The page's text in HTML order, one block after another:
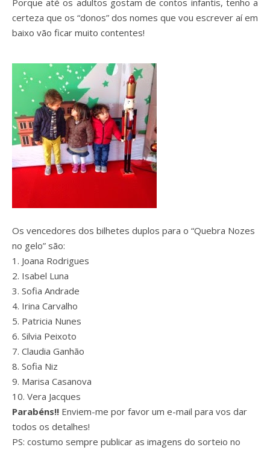
Porque até os adultos gostam de contos infantis, tenho a
certeza que os “donos” dos nomes que vou escrever aí em
baixo vão ficar muito contentes!
Os vencedores dos bilhetes duplos para o “Quebra Nozes
no gelo” são:
1. Joana Rodrigues
2. Isabel Luna
3. Sofia Andrade
4. Irina Carvalho
5. Patricia Nunes
6. Silvia Peixoto
7. Claudia Ganhão
8. Sofia Niz
9. Marisa Casanova
10. Vera Jacques
Parabéns!! Enviem-me por favor um e-mail para vos dar
todos os detalhes!
PS: costumo sempre publicar as imagens do sorteio no